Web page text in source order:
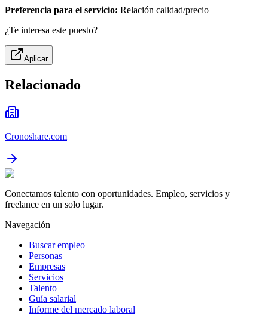
Preferencia para el servicio: Relación calidad/precio
¿Te interesa este puesto?
Aplicar
Relacionado
Cronoshare.com
Conectamos talento con oportunidades. Empleo, servicios y
freelance en un solo lugar.
Navegación
Buscar empleo
Personas
Empresas
Servicios
Talento
Guía salarial
Informe del mercado laboral